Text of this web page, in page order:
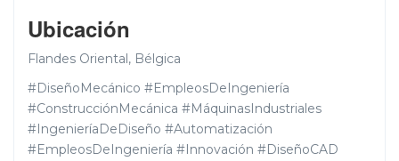
Ubicación
Flandes Oriental, Bélgica
#DiseñoMecánico #EmpleosDeIngeniería
#ConstrucciónMecánica #MáquinasIndustriales
#IngenieríaDeDiseño #Automatización
#EmpleosDeIngeniería #Innovación #DiseñoCAD